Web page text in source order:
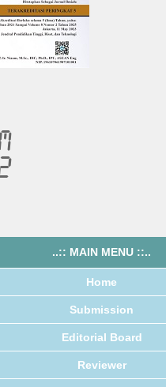
..:: MAIN MENU ::..
Home
Submission
Editorial Board
Reviewer